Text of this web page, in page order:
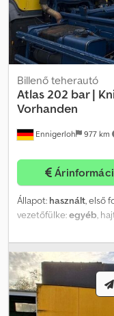
Ennigerloh 977 km
Billenő teherautó
Atlas202 bar |
Vorhanden
Állapot: használt, első
vezetőfülke:egyéb,
Orosz / Angol / Német
Forgalomba helyezési
átszállítás a kikötőbe
kérésre (Mobile), videó
Atlas kampós